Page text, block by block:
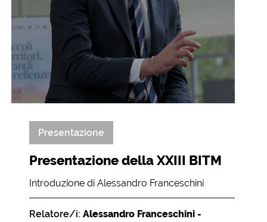
Presentazione
Presentazione della XXIII BITM
Introduzione di Alessandro Franceschini
Relatore/i: Alessandro Franceschini -